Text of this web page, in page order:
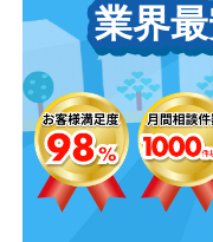
業界
業界